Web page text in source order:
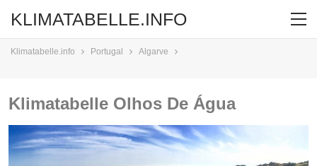
KLIMATABELLE.INFO
Klimatabelle.info Portugal Algarve
Klimatabelle Olhos De Água